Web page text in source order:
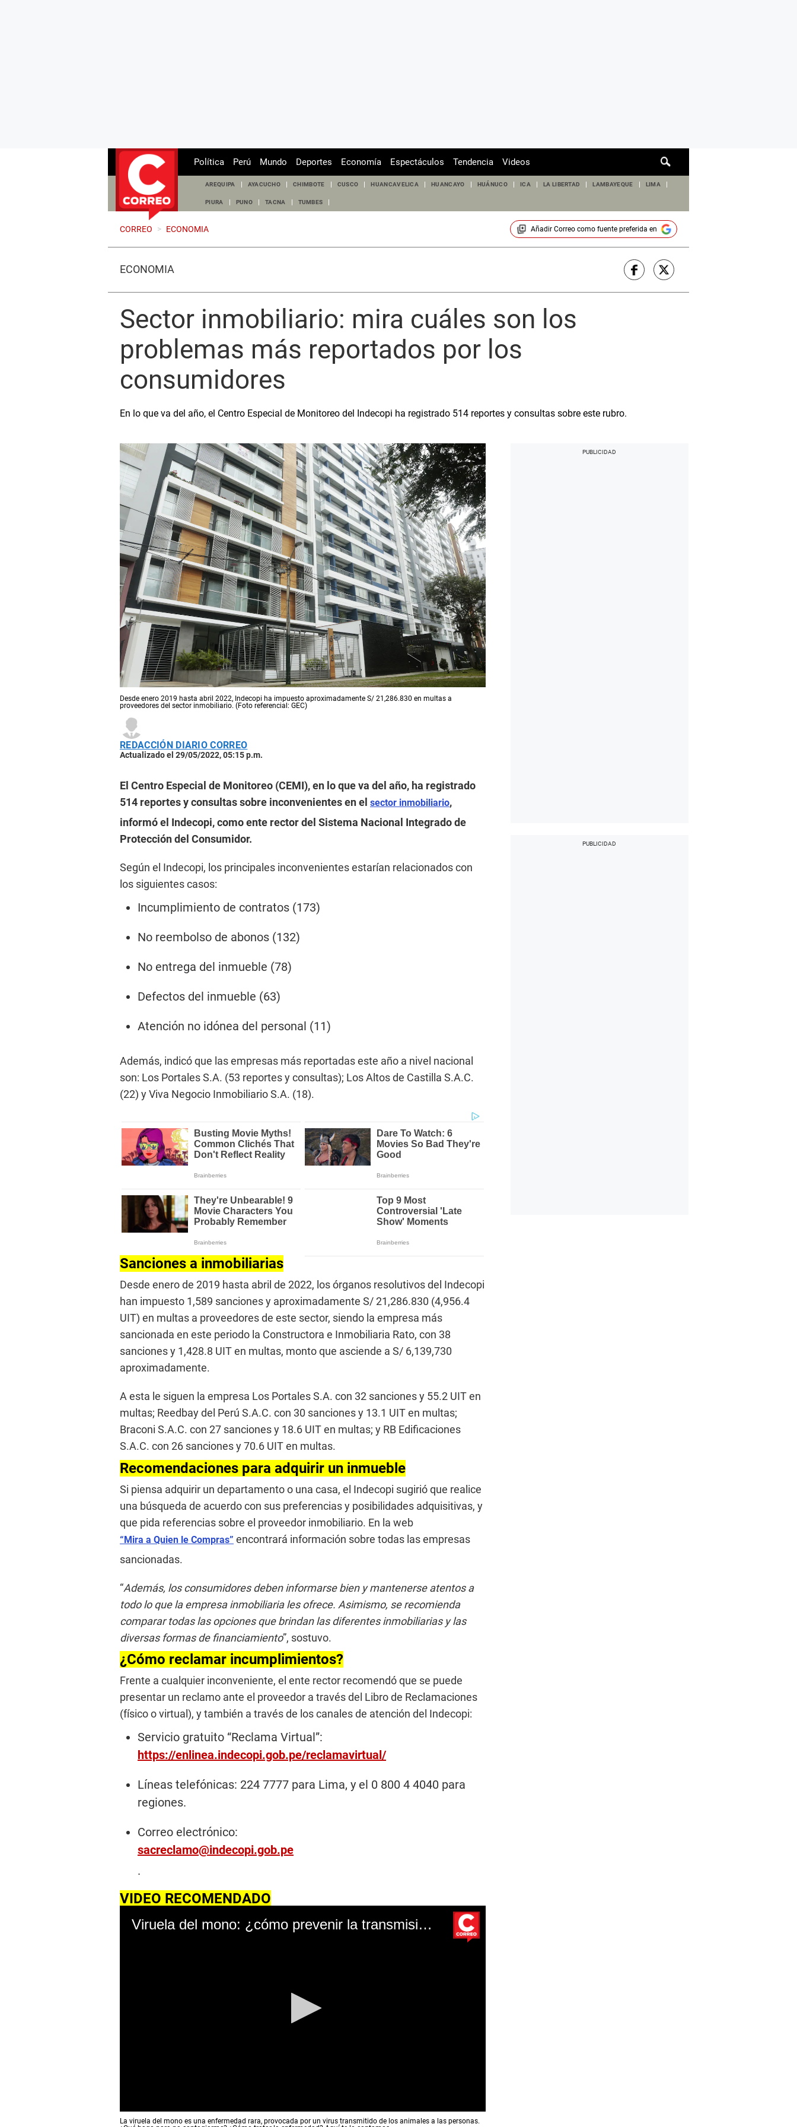
de
Política Perú Mundo Deportes Economía Espectáculos Tendencia Videos
AREQUIPA AYACUCHO CHIMBOTE CUSCO HUANCAVELICA HUANCAYO HUÁNUCO ICA LA LIBERTAD LAMBAYEQUE LIMA
PIURA PUNO TACNA TUMBES
CORREO > ECONOMIA Añadir Correocomo fuente preferida en
ECONOMÍA
Sector inmobiliario: mira cuáles son los
problemas más reportados por los
consumidores
En lo que va del año, el Centro Especial de Monitoreo del Indecopi ha registrado 514 reportes y consultas sobre este rubro.
Desde enero 2019 hasta abril 2022, Indecopi ha impuesto aproximadamente S/ 21,286.830 en multas a
proveedores del sector inmobiliario. (Foto referencial: GEC)
REDACCIÓN DIARIO CORREO
Actualizado el 29/05/2022, 05:15 p.m.
El Centro Especial de Monitoreo (CEMI), en lo que va del año, ha registrado
514 reportes y consultas sobre inconvenientes en el sector inmobiliario,
informó el Indecopi, como ente rector del Sistema Nacional Integrado de
Protección del Consumidor.
Según el Indecopi, los principales inconvenientes estarían relacionados con
los siguientes casos:
Incumplimiento de contratos (173)
No reembolso de abonos (132)
No entrega del inmueble (78)
Defectos del inmueble (63)
Atención no idónea del personal (11)
Además, indicó que las empresas más reportadas este año a nivel nacional
son: Los Portales S.A. (53 reportes y consultas); Los Altos de Castilla S.A.C.
(22) y Viva Negocio Inmobiliario S.A. (18).
Sanciones a inmobiliarias
Desde enero de 2019 hasta abril de 2022, los órganos resolutivos del Indecopi
han impuesto 1,589 sanciones y aproximadamente S/ 21,286.830 (4,956.4
UIT) en multas a proveedores de este sector, siendo la empresa más
sancionada en este periodo la Constructora e Inmobiliaria Rato, con 38
sanciones y 1,428.8 UIT en multas, monto que asciende a S/ 6,139,730
aproximadamente.
A esta le siguen la empresa Los Portales S.A. con 32 sanciones y 55.2 UIT en
multas; Reedbay del Perú S.A.C. con 30 sanciones y 13.1 UIT en multas;
Braconi S.A.C. con 27 sanciones y 18.6 UIT en multas; y RB Edificaciones
S.A.C. con 26 sanciones y 70.6 UIT en multas.
Recomendaciones para adquirir un inmueble
Si piensa adquirir un departamento o una casa, el Indecopi sugirió que realice
una búsqueda de acuerdo con sus preferencias y posibilidades adquisitivas, y
que pida referencias sobre el proveedor inmobiliario. En la web
“Mira a Quien le Compras” encontrará información sobre todas las empresas
sancionadas.
“Además, los consumidores deben informarse bien y mantenerse atentos a
todo lo que la empresa inmobiliaria les ofrece. Asimismo, se recomienda
comparar todas las opciones que brindan las diferentes inmobiliarias y las
diversas formas de financiamiento”, sostuvo.
¿Cómo reclamar incumplimientos?
Frente a cualquier inconveniente, el ente rector recomendó que se puede
presentar un reclamo ante el proveedor a través del Libro de Reclamaciones
(físico o virtual), y también a través de los canales de atención del Indecopi:
Servicio gratuito “Reclama Virtual”:
https://enlinea.indecopi.gob.pe/reclamavirtual/
Líneas telefónicas: 224 7777 para Lima, y el 0 800 4 4040 para
regiones.
Correo electrónico:
sacreclamo@indecopi.gob.pe
.
VIDEO RECOMENDADO
Viruela del mono: ¿cómo prevenir la transmisión de esta enfermedad?
La viruela del mono es una enfermedad rara, provocada por un virus transmitido de los animales a las personas.